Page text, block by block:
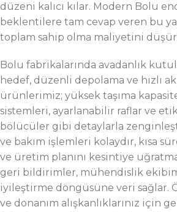
düzeni kalıcı kılar. Modern Bolu
beklentilere tam cevap veren bu
toplam sahip olma maliyetini
Bolu fabrikalarında avadanlık
hedef, düzenli depolama ve hızlı
ürünlerimiz; yüksek taşıma
sistemleri, ayarlanabilir raflar ve
bölücüler gibi detaylarla
ve bakım işlemleri kolaydır, kısa
ve üretim planını kesintiye
geri bildirimler, mühendislik
iyileştirme döngüsüne veri sağlar.
ve donanım alışkanlıklarınız için